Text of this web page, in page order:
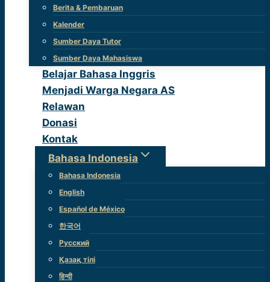
Berita & Pembaruan
Kalender
Sumber Daya Tutor
Sumber Daya Mahasiswa
Belajar Bahasa Inggris
Menjadi Warga Negara AS
Relawan
Donasi
Kontak
Bahasa Indonesia
Bahasa Indonesia
English
Español de México
한국어
Русский
Қазақ тілі
हिन्दी